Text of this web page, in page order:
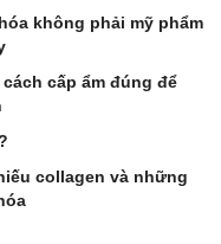
không phải mỹ phẩm
cấp ẩm đúng để
collagen và những